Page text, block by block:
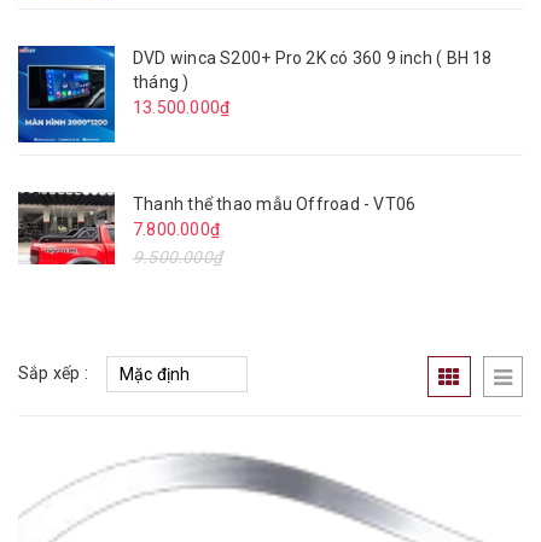
DVD winca S200+ Pro 2K có 360 9 inch ( BH 18
tháng )
13.500.000₫
Thanh thể thao mẫu Offroad - VT06
7.800.000₫
9.500.000₫
Sắp xếp :